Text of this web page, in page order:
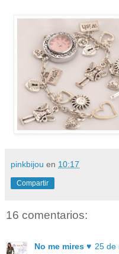
pinkbijou en 10:17
Compartir
16 comentarios:
No me mires ♥ 25 de